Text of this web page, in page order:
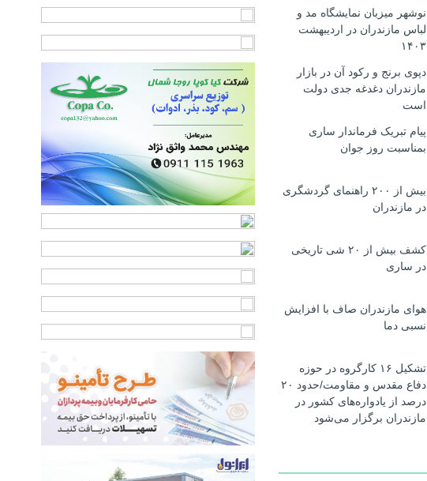
نوشهر میزبان نمایشگاه مد و
لباس مازندران در اردیبهشت
۱۴۰۳
دپوی برنج و رکود آن در بازار
مازندران دغدغه جدی دولت
است
پیام تبریک فرماندار ساری
بمناسبت روز جوان
بیش از ۲۰۰ راهنمای گردشگری
در مازندران
کشف بیش از ۲۰ شی تاریخی
در ساری
هوای مازندران صاف با افزایش
نسبی دما
تشکیل ۱۶ کارگروه در حوزه
دفاع مقدس و مقاومت/حدود ۲۰
درصد از یادواره‌های کشور در
مازندران برگزار می‌شود